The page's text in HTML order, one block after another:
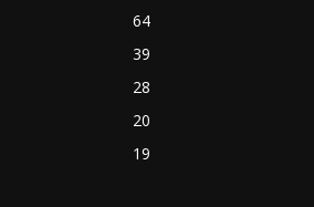
64
39
28
20
19